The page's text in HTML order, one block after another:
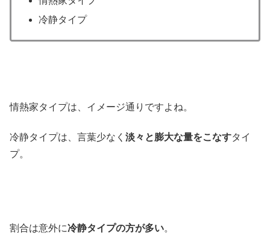
冷静タイプ
情熱家タイプは、イメージ通りですよね。
冷静タイプは、言葉少なく 淡々と膨大な量をこなすタイ
プ。
割合は意外に冷静タイプの方が多い。